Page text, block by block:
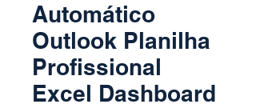
Automático
Outlook Planilha
Profissional
Excel Dashboard